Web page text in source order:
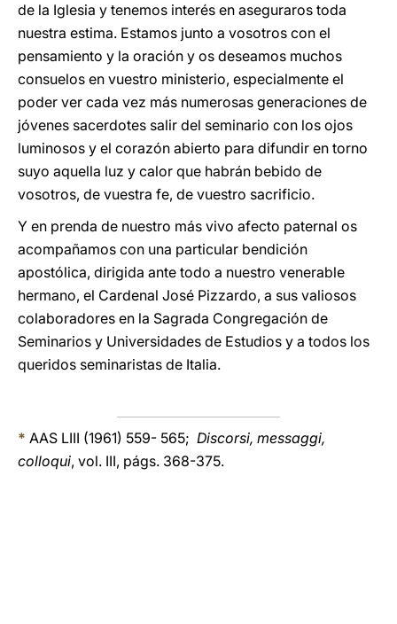
de la Iglesia y tenemos interés en aseguraros toda
nuestra estima. Estamos junto a vosotros con el
pensamiento y la oración y os deseamos muchos
consuelos en vuestro ministerio, especialmente el
poder ver cada vez más numerosas generaciones de
jóvenes sacerdotes salir del seminario con los ojos
luminosos y el corazón abierto para difundir en torno
suyo aquella luz y calor que habrán bebido de
vosotros, de vuestra fe, de vuestro sacrificio.
Y en prenda de nuestro más vivo afecto paternal os
acompañamos con una particular bendición
apostólica, dirigida ante todo a nuestro venerable
hermano, el Cardenal José Pizzardo, a sus valiosos
colaboradores en la Sagrada Congregación de
Seminarios y Universidades de Estudios y a todos los
queridos seminaristas de Italia.
* AAS LIII (1961) 559- 565; Discorsi, messaggi,
colloqui, vol. III, págs. 368-375.